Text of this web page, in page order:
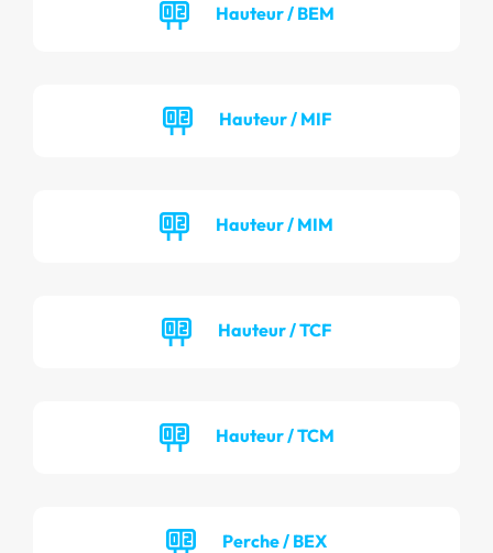
Hauteur / BEM
Hauteur / MIF
Hauteur / MIM
Hauteur / TCF
Hauteur / TCM
Perche / BEX